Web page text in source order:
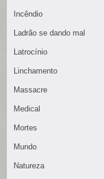
Incêndio
Ladrão se dando mal
Latrocínio
Linchamento
Massacre
Medical
Mortes
Mundo
Natureza